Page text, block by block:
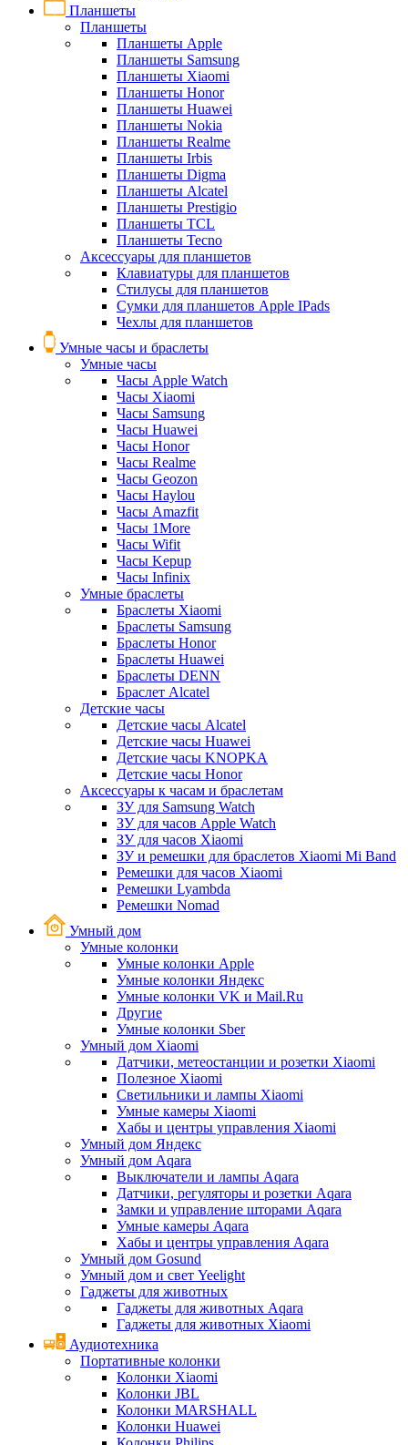
Планшеты
Планшеты
Планшеты Apple
Планшеты Samsung
Планшеты Xiaomi
Планшеты Honor
Планшеты Huawei
Планшеты Nokia
Планшеты Realme
Планшеты Irbis
Планшеты Digma
Планшеты Alcatel
Планшеты Prestigio
Планшеты TCL
Планшеты Tecno
Аксессуары для планшетов
Клавиатуры для планшетов
Стилусы для планшетов
Сумки для планшетов Apple IPads
Чехлы для планшетов
Умные часы и браслеты
Умные часы
Часы Apple Watch
Часы Xiaomi
Часы Samsung
Часы Huawei
Часы Honor
Часы Realme
Часы Geozon
Часы Haylou
Часы Amazfit
Часы 1More
Часы Wifit
Часы Kepup
Часы Infinix
Умные браслеты
Браслеты Xiaomi
Браслеты Samsung
Браслеты Honor
Браслеты Huawei
Браслеты DENN
Браслет Alcatel
Детские часы
Детские часы Alcatel
Детские часы Huawei
Детские часы KNOPKA
Детские часы Honor
Аксессуары к часам и браслетам
ЗУ для Samsung Watch
ЗУ для часов Apple Watch
ЗУ для часов Xiaomi
ЗУ и ремешки для браслетов Xiaomi Mi Band
Ремешки для часов Xiaomi
Ремешки Lyambda
Ремешки Nomad
Умный дом
Умные колонки
Умные колонки Apple
Умные колонки Яндекс
Умные колонки VK и Mail.Ru
Другие
Умные колонки Sber
Умный дом Xiaomi
Датчики, метеостанции и розетки Xiaomi
Полезное Xiaomi
Светильники и лампы Xiaomi
Умные камеры Xiaomi
Хабы и центры управления Xiaomi
Умный дом Яндекс
Умный дом Aqara
Выключатели и лампы Aqara
Датчики, регуляторы и розетки Aqara
Замки и управление шторами Aqara
Умные камеры Aqara
Хабы и центры управления Aqara
Умный дом Gosund
Умный дом и свет Yeelight
Гаджеты для животных
Гаджеты для животных Aqara
Гаджеты для животных Xiaomi
Аудиотехника
Портативные колонки
Колонки Xiaomi
Колонки JBL
Колонки MARSHALL
Колонки Huawei